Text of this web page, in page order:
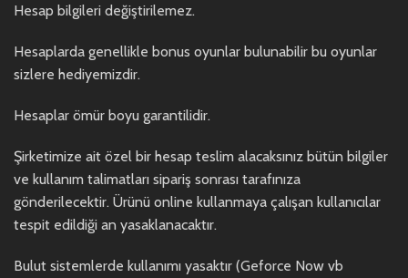
Hesap bilgileri değiştirilemez.
Hesaplarda genellikle bonus oyunlar bulunabilir bu oyunlar
sizlere hediyemizdir.
Hesaplar ömür boyu garantilidir.
Şirketimize ait özel bir hesap teslim alacaksınız bütün bilgiler
ve kullanım talimatları sipariş sonrası tarafınıza
gönderilecektir. Ürünü online kullanmaya çalışan kullanıcılar
tespit edildiği an yasaklanacaktır.
Bulut sistemlerde kullanımı yasaktır (Geforce Now vb